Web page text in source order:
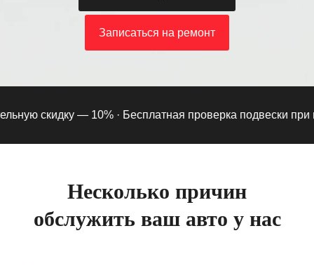
Записаться на ремонт
скидку — 10% ·Бесплатная проверка подвески при
Несколько причин
обслужить ваш авто у нас